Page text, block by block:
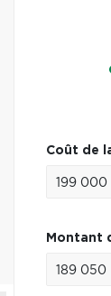
Coût de
Montant